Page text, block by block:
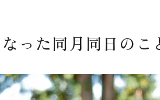
った同月同日のこ